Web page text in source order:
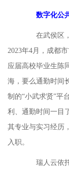
数字化公共
在武侯区，
2023年4月，成都
应届高校毕业生陈
海，要么通勤时间
制的“小武求贤”平
利、通勤时间一目
其专业与实习经历
入职。
瑞人云依托“